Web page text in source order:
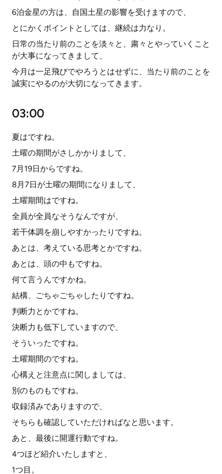
6泊金星の方は、自国土星の影響を受けますので、
とにかくポイントとしては、継続は力なり。
日常の当たり前のことを淡々と、粛々とやっていくこと
が大事になってきまして、
今月は一足飛びでやろうとはせずに、当たり前のことを
誠実にやるのが大切になってきます。
03:00
夏はですね。
土曜の期間がさしかかりまして、
7月19日からですね。
8月7日が土曜の期間になりまして、
土曜期間はですね。
全員が全員なそうなんですが、
若干体調を崩しやすかったりですね。
あとは、考えている思考とかですね。
あとは、頭の中もですね。
何て言うんですかね。
結構、ごちゃごちゃしたりですね。
判断力とかですね。
決断力も低下していますので、
そういったですね。
土曜期間のですね。
心構えと注意点に関しましては、
別のものもですね。
収録済みでありますので、
そちらも確認していただければなと思います。
あと、最後に開運行動ですね。
4つほど紹介いたしますと、
1つ目。